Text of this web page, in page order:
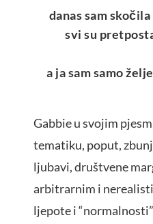
danas sam
svi su
a ja sam samo
Gabbie u svojim
tematiku, poput,
ljubavi, društvene
arbitrarnim i
ljepote i